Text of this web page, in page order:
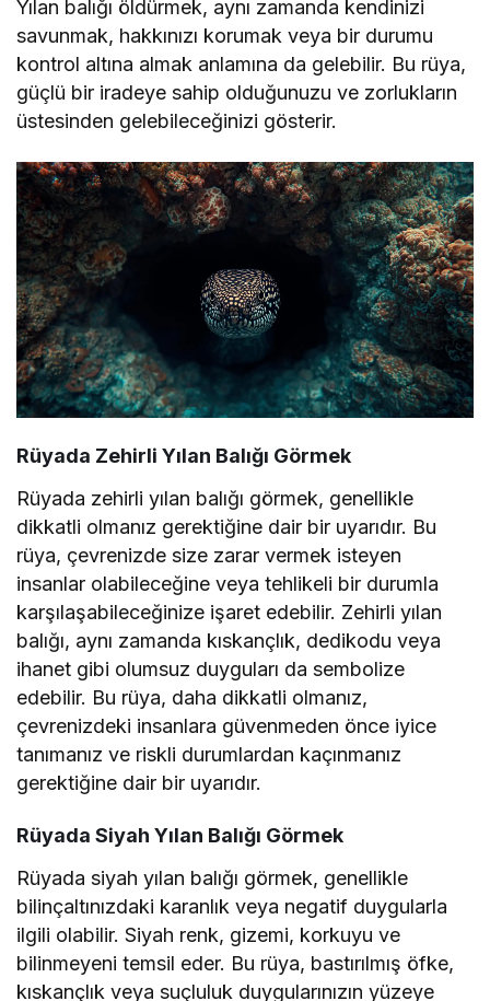
Yılan balığı öldürmek, aynı zamanda kendinizi
savunmak, hakkınızı korumak veya bir durumu
kontrol altına almak anlamına da gelebilir. Bu rüya,
güçlü bir iradeye sahip olduğunuzu ve zorlukların
üstesinden gelebileceğinizi gösterir.
Rüyada Zehirli Yılan Balığı Görmek
Rüyada zehirli yılan balığı görmek, genellikle
dikkatli olmanız gerektiğine dair bir uyarıdır. Bu
rüya, çevrenizde size zarar vermek isteyen
insanlar olabileceğine veya tehlikeli bir durumla
karşılaşabileceğinize işaret edebilir. Zehirli yılan
balığı, aynı zamanda kıskançlık, dedikodu veya
ihanet gibi olumsuz duyguları da sembolize
edebilir. Bu rüya, daha dikkatli olmanız,
çevrenizdeki insanlara güvenmeden önce iyice
tanımanız ve riskli durumlardan kaçınmanız
gerektiğine dair bir uyarıdır.
Rüyada Siyah Yılan Balığı Görmek
Rüyada siyah yılan balığı görmek, genellikle
bilinçaltınızdaki karanlık veya negatif duygularla
ilgili olabilir. Siyah renk, gizemi, korkuyu ve
bilinmeyeni temsil eder. Bu rüya, bastırılmış öfke,
kıskançlık veya suçluluk duygularınızın yüzeye